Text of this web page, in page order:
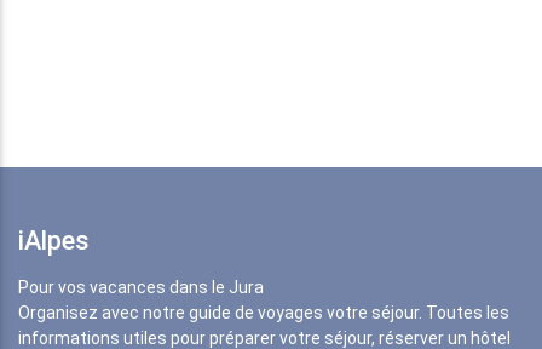
iAlpes
Pour vos vacances dans le Jura
Organisez avec notre guide de voyages votre séjour. Toutes les
informations utiles pour préparer votre séjour, réserver un hôtel